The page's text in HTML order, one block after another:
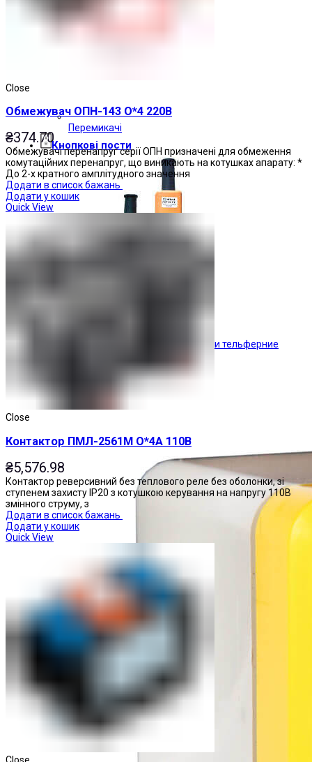
Перемикачі
Кнопкові пости
Пости тельферние
Close
Обмежувач ОПН-143 О*4 220В
₴374.70
Обмежувачі перенапруг серії ОПН призначені для обмеження
комутаційних перенапруг, що виникають на котушках апарату: *
До 2-х кратного амплітудного значення
Додати в список бажань
Додати у кошик
Quick View
Close
Контактор ПМЛ-2561М О*4А 110В
₴5,576.98
Контактор реверсивний без теплового реле без оболонки, зі
ступенем захисту IP20 з котушкою керування на напругу 110В
змінного струму, з
Додати в список бажань
Додати у кошик
Quick View